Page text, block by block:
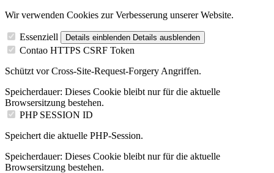
Wir verwenden Cookies zur Verbesserung unserer Website.
Essenziell Details einblenden Details ausblenden
Contao HTTPS CSRF Token
Schützt vor Cross-Site-Request-Forgery Angriffen.
Speicherdauer: Dieses Cookie bleibt nur für die aktuelle
Browsersitzung bestehen.
PHP SESSION ID
Speichert die aktuelle PHP-Session.
Speicherdauer: Dieses Cookie bleibt nur für die aktuelle
Browsersitzung bestehen.